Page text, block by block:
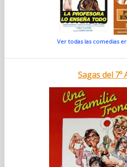
Ver todas las comedias
Sagas del 7º